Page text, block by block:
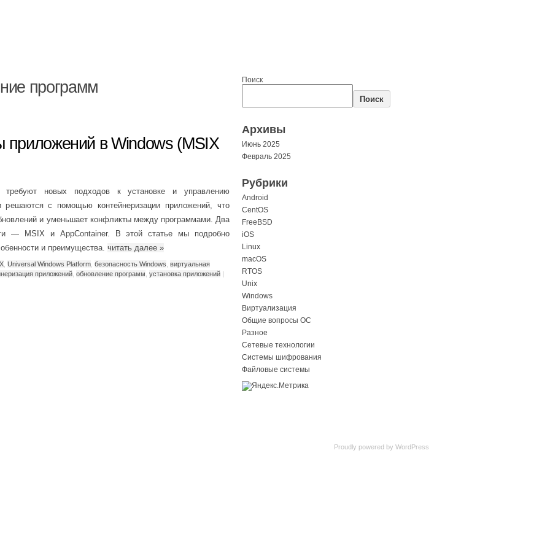
программ
приложений в Windows (MSIX
требуют новых подходов к установке и управлению
с помощью контейнеризации приложений, что
и уменьшает конфликты между программами. Два
— MSIX и AppContainer. В этой статье мы подробно
и преимущества. читать далее »
Universal Windows Platform безопасность Windows виртуальная
приложений обновление программ установка приложений |
Поиск
Поиск
Архивы
Июнь 2025
Февраль 2025
Рубрики
Android
CentOS
FreeBSD
iOS
Linux
macOS
RTOS
Unix
Windows
Виртуализация
Общие вопросы ОС
Разное
Сетевые технологии
Системы шифрования
Файловые системы
Proudly powered by WordPress